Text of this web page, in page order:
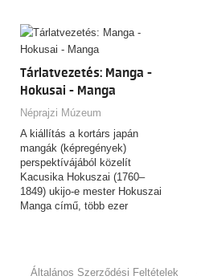
Tárlatvezetés: Manga -
Hokusai - Manga
Néprajzi Múzeum
A kiállítás a kortárs japán
mangák (képregények)
perspektívájából közelít
Kacusika Hokuszai (1760–
1849) ukijo-e mester Hokuszai
Manga című, több ezer
Általános Szerződési Feltételek